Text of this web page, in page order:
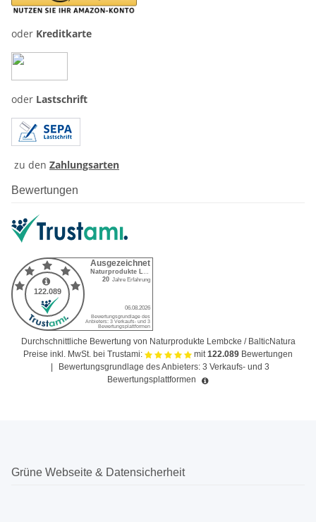
oder Kreditkarte
oder Lastschrift
zu den Zahlungsarten
Bewertungen
Durchschnittliche Bewertung von Naturprodukte Lembcke / BalticNatura
Preise inkl. MwSt. bei Trustami:
mit122.089 Bewertungen
Bewertungsgrundlage des Anbieters: 3 Verkaufs- und 3
Bewertungsplattformen
Grüne Webseite & Datensicherheit